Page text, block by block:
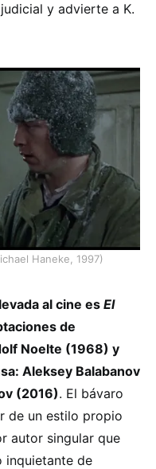
y advierte a K.
Haneke, 1997)
al cine es El
de
Noelte (1968) y
Aleksey Balabanov
(2016). El bávaro
de un estilo propio
autor singular que
inquietante de